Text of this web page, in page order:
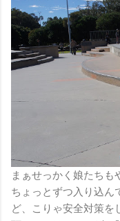
まぁせっかく娘たちも
ちょっとずつ入り込ん
ど、こりゃ安全対策を